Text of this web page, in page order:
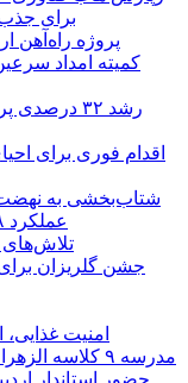
برای جذب
پروژه راه‌آهن
شتاب‌بخشی به نهضت
عملکرد ۱۸ ماهه امامی یگانه مورد قبول است
تلاش‌های
امنیت
مدرسه ۹ کلاسه الزهرا پارس آباد مغان به بهره برداری رسید